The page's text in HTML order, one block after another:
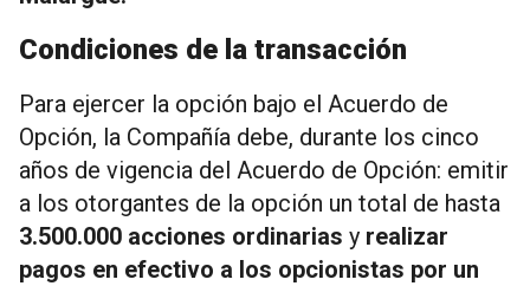
Condiciones de la transacción
Para ejercer la opción bajo el Acuerdo de
Opción, la Compañía debe, durante los cinco
años de vigencia del Acuerdo de Opción: emitir
a los otorgantes de la opción un total de hasta
3.500.000 acciones ordinarias y realizar
pagos en efectivo a los opcionistas por un